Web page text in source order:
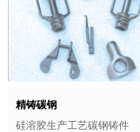
精铸碳钢
硅溶胶生产工艺碳钢铸件